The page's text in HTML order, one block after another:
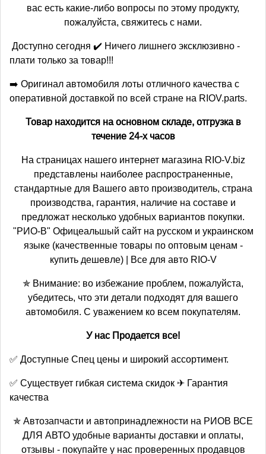
вас есть какие-либо вопросы по этому продукту,
пожалуйста, свяжитесь с нами.
Доступно сегодня ✔️ Ничего лишнего эксклюзивно -
плати только за товар!!!
➡️ Оригинал автомобиля лоты отличного качества с
оперативной доставкой по всей стране на RIOV.parts.
Товар находится на основном складе, отгрузка в
течение 24-х часов
На страницах нашего интернет магазина RIO-V.biz
представлены наиболее распространенные,
стандартные для Вашего авто производитель, страна
производства, гарантия, наличие на составе и
предложат несколько удобных вариантов покупки.
"РИО-В" Офицеальшый сайт на русском и украинском
языке (качественные товары по оптовым ценам -
купить дешевле) | Все для авто RIO-V
✯ Внимание: во избежание проблем, пожалуйста,
убедитесь, что эти детали подходят для вашего
автомобиля. С уважением ко всем покупателям.
У нас Продается все!
✅ Доступные Спец цены и широкий ассортимент.
✅ Существует гибкая система скидок ✈ Гарантия
качества
✯ Автозапчасти и автопринадлежности на РИОВ ВСЕ
ДЛЯ АВТО удобные варианты доставки и оплаты,
отзывы - покупайте у нас проверенных продавцов